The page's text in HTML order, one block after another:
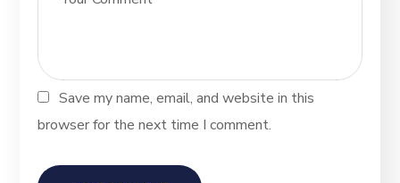
Save my name, email, and website in this
browser for the next time I comment.